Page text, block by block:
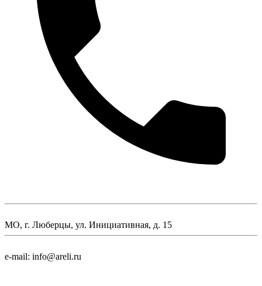
МО, г. Люберцы, ул. Инициативная, д. 15
e-mail: info@areli.ru